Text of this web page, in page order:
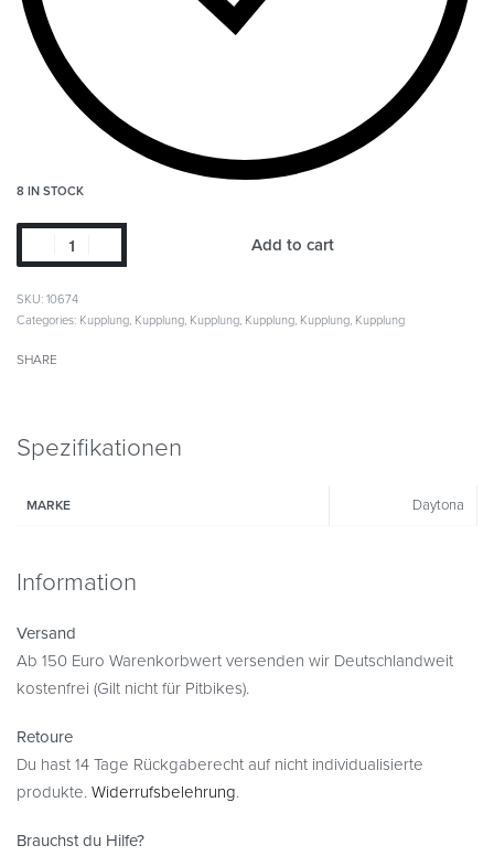
8 IN STOCK
Add to cart
SKU: 10674
Categories: Kupplung, Kupplung, Kupplung, Kupplung, Kupplung, Kupplung
SHARE
Spezifikationen
MARKE Daytona
Information
Versand
Ab 150 Euro Warenkorbwert versenden wir Deutschlandweit
kostenfrei (Gilt nicht für Pitbikes).
Retoure
Du hast 14 Tage Rückgaberecht auf nicht individualisierte
produkte. Widerrufsbelehrung.
Brauchst du Hilfe?